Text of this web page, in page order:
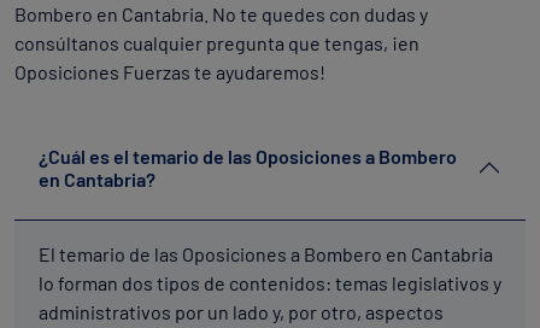
Bombero en Cantabria. No te quedes con dudas y
consúltanos cualquier pregunta que tengas, ¡en
Oposiciones Fuerzas te ayudaremos!
¿Cuál es el temario de las Oposiciones a Bombero
en Cantabria?
El temario de las Oposiciones a Bombero en Cantabria
lo forman dos tipos de contenidos: temas legislativos y
administrativos por un lado y, por otro, aspectos